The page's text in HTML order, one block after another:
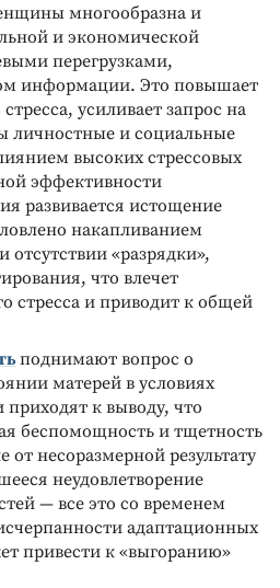
многообразна и
и экономической
перегрузками,
информации. Это повышает
усиливает запрос на
и социальные
высоких стрессовых
эффективности
развивается истощение
накапливанием
«разрядки»,
что влечет
стресса и приводит к общей
поднимают вопрос о
матерей в условиях
приходят к выводу, что
беспомощность и тщетность
несоразмерной результату
неудовлетворение
— все это со временем
адаптационных
привести к «выгоранию»